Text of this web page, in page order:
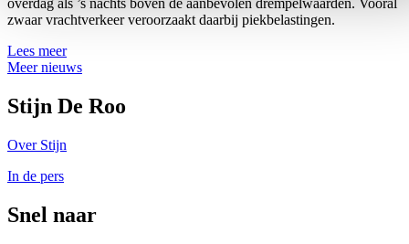
zwaar vrachtverkeer veroorzaakt daarbij piekbelastingen.
Lees meer
Meer nieuws
Stijn De Roo
Over Stijn
In de pers
Snel naar